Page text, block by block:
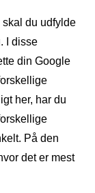
skal du udfylde
I disse
din Google
her, har du
På den
det er mest